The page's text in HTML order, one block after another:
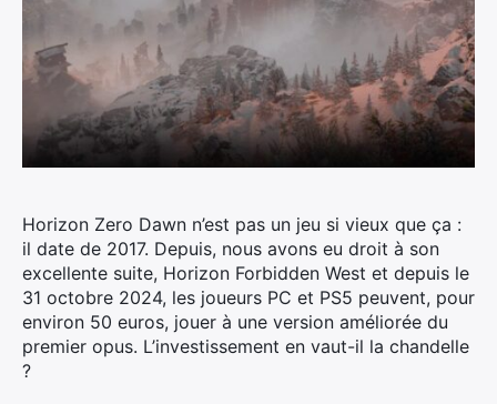
Horizon Zero Dawn n’est pas un jeu si vieux que ça :
il date de 2017. Depuis, nous avons eu droit à son
excellente suite, Horizon Forbidden West et depuis le
31 octobre 2024, les joueurs PC et PS5 peuvent, pour
environ 50 euros, jouer à une version améliorée du
premier opus. L’investissement en vaut-il la chandelle
?